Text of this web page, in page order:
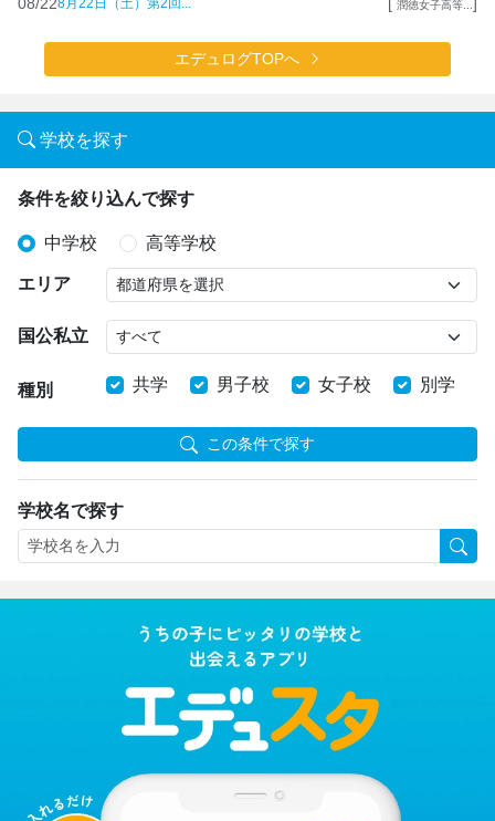
8月22日（土）第2回... 潤徳女子高等...
エデュログTOPへ
学校を探す
条件を絞り込んで探す
中学校 高等学校
エリア
国公私立
種別 共学 男子校 女子校 別学
この条件で探す
学校名で探す